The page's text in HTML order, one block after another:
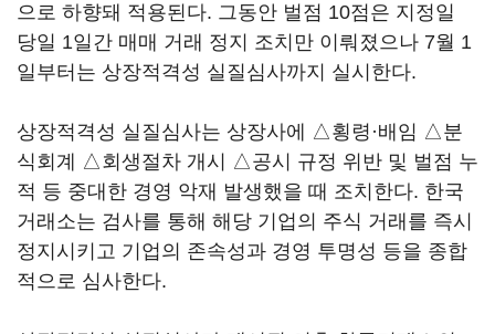
으로 하향돼 적용된다. 그동안 벌점 10점은 지정일
당일 1일간 매매 거래 정지 조치만 이뤄졌으나 7월 1
일부터는 상장적격성 실질심사까지 실시한다.
상장적격성 실질심사는 상장사에 △횡령·배임 △분
식회계 △회생절차 개시 △공시 규정 위반 및 벌점 누
적 등 중대한 경영 악재 발생했을 때 조치한다. 한국
거래소는 검사를 통해 해당 기업의 주식 거래를 즉시
정지시키고 기업의 존속성과 경영 투명성 등을 종합
적으로 심사한다.